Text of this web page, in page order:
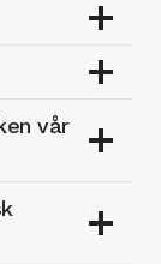
vår